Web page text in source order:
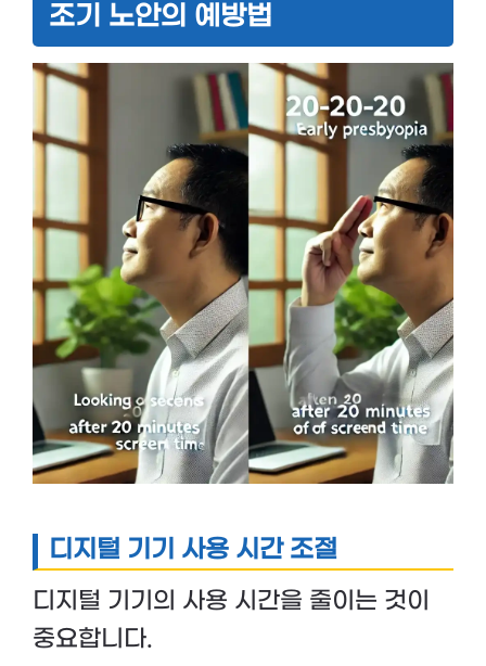
조기 노안의 예방법
디지털 기기 사용 시간 조절
디지털 기기의 사용 시간을 줄이는 것이
중요합니다.